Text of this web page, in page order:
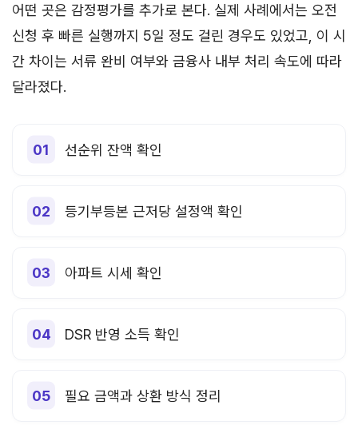
어떤 곳은 감정평가를 추가로 본다. 실제 사례에서는 오전
신청 후 빠른 실행까지 5일 정도 걸린 경우도 있었고, 이 시
간 차이는 서류 완비 여부와 금융사 내부 처리 속도에 따라
달라졌다.
선순위 잔액 확인
등기부등본 근저당 설정액 확인
아파트 시세 확인
DSR 반영 소득 확인
필요 금액과 상환 방식 정리